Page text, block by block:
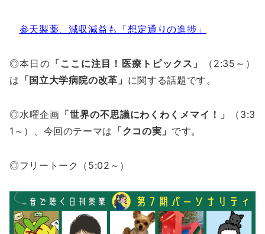
参天製薬、減収減益も「想定通りの進捗」
◎本日の 「ここに注目！医療トピックス」
（2:35～）
は 「国立大学病院の改革」 に関する話題です。
◎水曜企画 「世界の不思議にわくわくメマイ！」
（3:3
1～）、今回のテーマは 「クコの実」 です。
◎フリートーク（5:02～）